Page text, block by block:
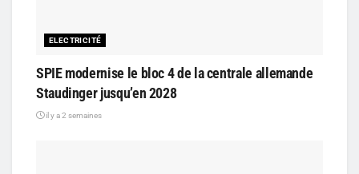
ELECTRICITÉ
SPIE modernise le bloc 4 de la centrale allemande
Staudinger jusqu’en 2028
il y a 2 semaines